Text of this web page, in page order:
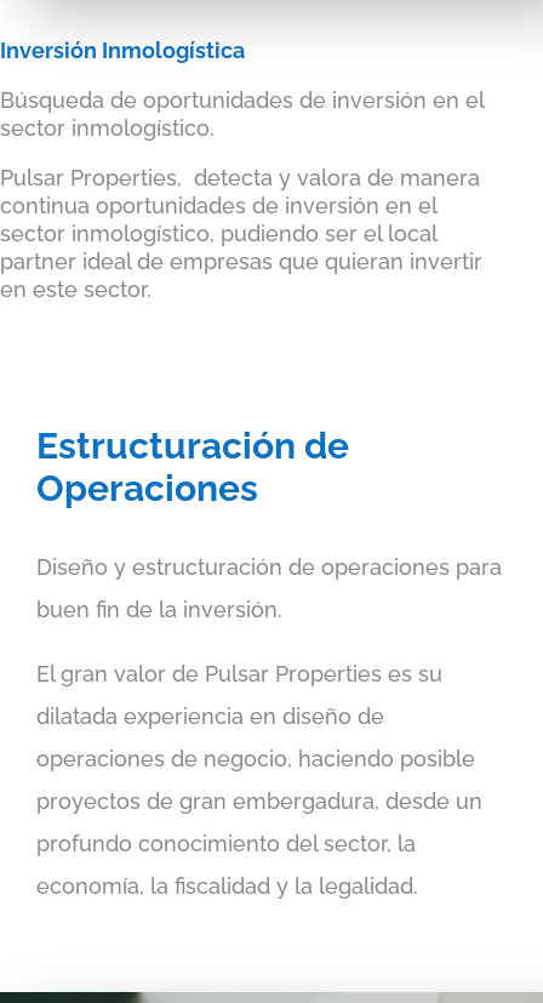
Inversión Inmologística
Búsqueda de oportunidades de inversión en el
sector inmologístico.
Pulsar Properties, detecta y valora de manera
continua oportunidades de inversión en el
sector inmologístico, pudiendo ser el local
partner ideal de empresas que quieran invertir
en este sector.
Estructuración de
Operaciones
Diseño y estructuración de operaciones para
buen fin de la inversión.
El gran valor de Pulsar Properties es su
dilatada experiencia en diseño de
operaciones de negocio, haciendo posible
proyectos de gran embergadura, desde un
profundo conocimiento del sector, la
economía, la fiscalidad y la legalidad.